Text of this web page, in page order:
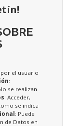
el usuario
:
se realizan
: Acceder,
se indica
: Puede
de Datos en